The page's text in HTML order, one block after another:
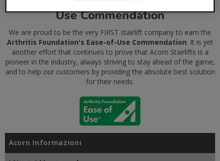
Use Commendation
We are proud to be the very FIRST stairlift company to earn the
Arthritis Foundation's Ease-of-Use Commendation. It is yet
another effort that continues to prove that Acorn Stairlifts is a
pioneer in the industry, always striving to stay ahead of the game,
and to help our customers by providing the absolute best solution
for their needs.
Acorn Informazioni